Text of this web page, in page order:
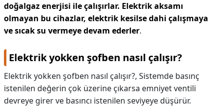
doğalgaz enerjisi ile çalışırlar. Elektrik aksamı
olmayan bu cihazlar, elektrik kesilse dahi çalışmaya
ve sıcak su vermeye devam ederler.
Elektrik yokken şofben nasıl çalışır?
Elektrik yokken şofben nasıl çalışır?, Sistemde basınç
istenilen değerin çok üzerine çıkarsa emniyet ventili
devreye girer ve basıncı istenilen seviyeye düşürür.